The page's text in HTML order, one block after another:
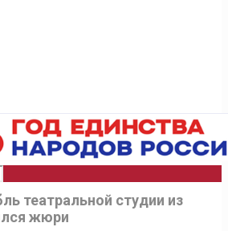
театральной студии из
жюри